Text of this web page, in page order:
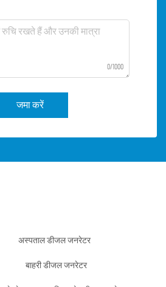
0/1000
जमा करें
अस्पताल डीजल जनरेटर
बाहरी डीजल जनरेटर